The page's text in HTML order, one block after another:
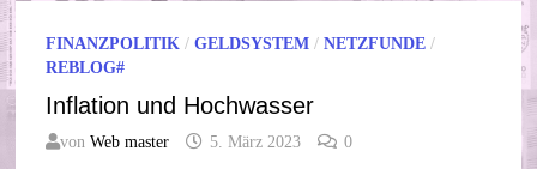
FINANZPOLITIK /GELDSYSTEM /NETZFUNDE /
REBLOG#
Inflation und Hochwasser
vonWeb master 5. März 2023 0